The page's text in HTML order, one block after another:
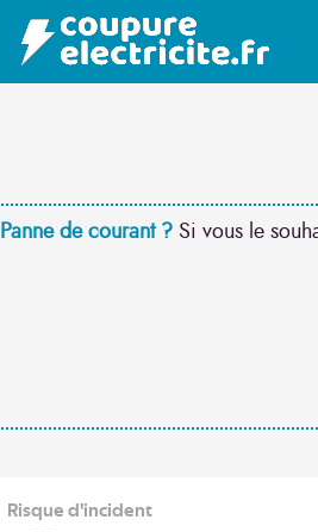
Panne de courant ? Si vous le
Risque d'incident